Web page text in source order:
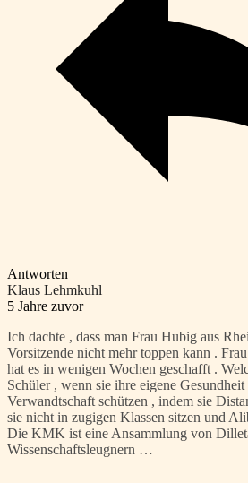
Antworten
Klaus Lehmkuhl
5 Jahre zuvor
Ich dachte , dass man Frau Hubig aus
Vorsitzende nicht mehr toppen kann .
hat es in wenigen Wochen geschafft .
Schüler , wenn sie ihre eigene
Verwandtschaft schützen , indem sie
sie nicht in zugigen Klassen sitzen und
Die KMK ist eine Ansammlung von
Wissenschaftsleugnern …